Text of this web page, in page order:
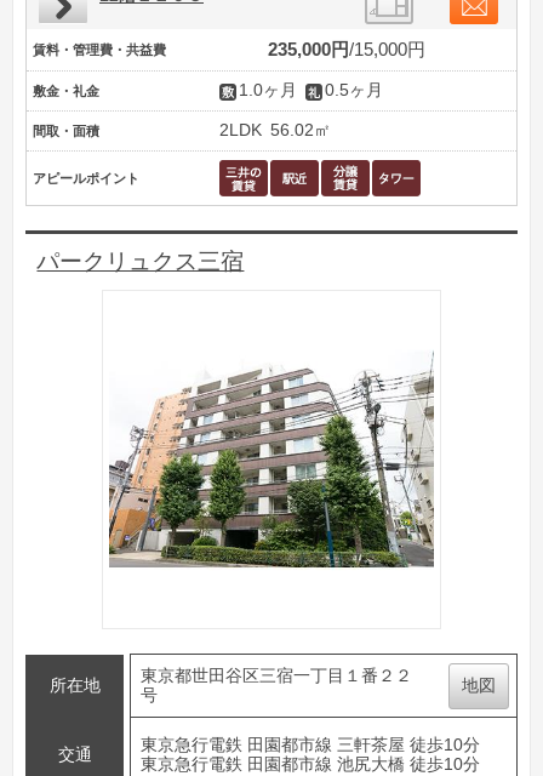
賃料・管理費・共益費 235,000円 15,000円
敷金・礼金 1.0ヶ月 0.5ヶ月
間取・面積 2LDK 56.02㎡
アピールポイント
パークリュクス三宿
所在地
東京都世田谷区三宿一丁目１番２２
号
地図
交通
東京急行電鉄 田園都市線 三軒茶屋 徒歩10分
東京急行電鉄 田園都市線 池尻大橋 徒歩10分